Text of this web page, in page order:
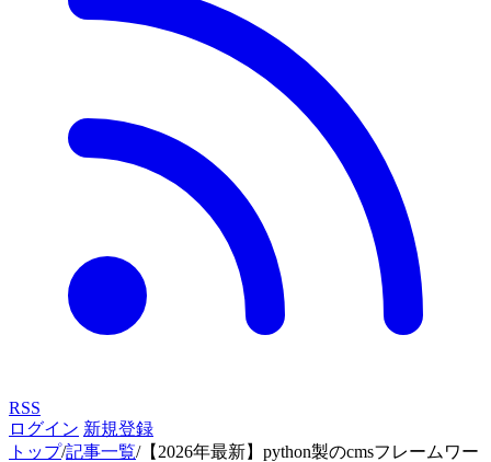
RSS
ログイン 新規登録
トップ/記事一覧/【2026年最新】python製のcmsフレームワー